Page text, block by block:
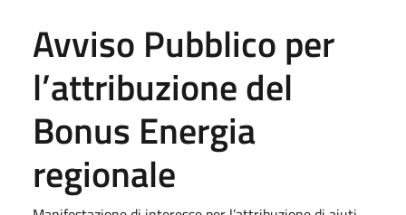
Avviso Pubblico per
l’attribuzione del
Bonus Energia
regionale